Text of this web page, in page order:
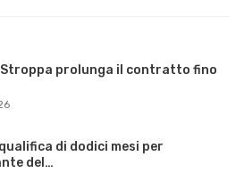
Stroppa prolunga il contratto fino
di dodici mesi per
del…